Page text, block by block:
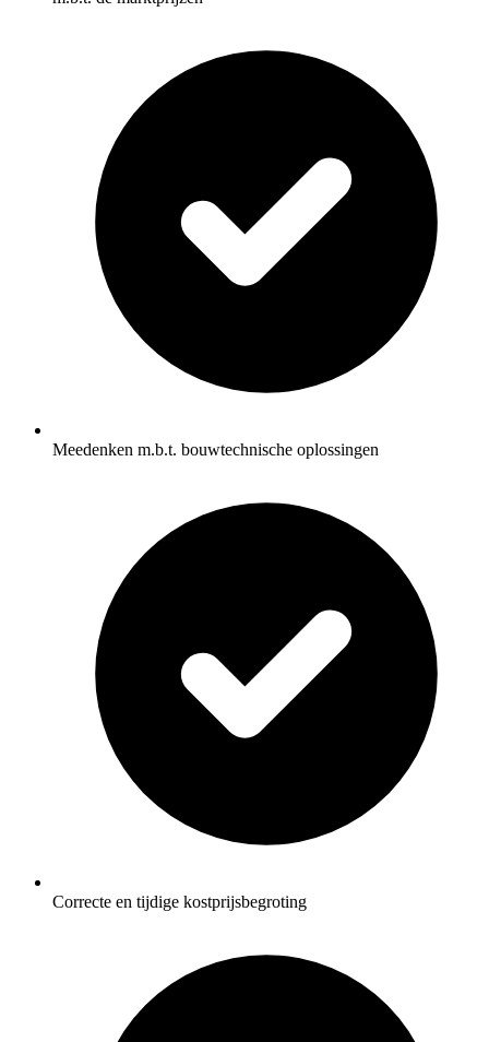
Meedenken m.b.t. bouwtechnische oplossingen
Correcte en tijdige kostprijsbegroting